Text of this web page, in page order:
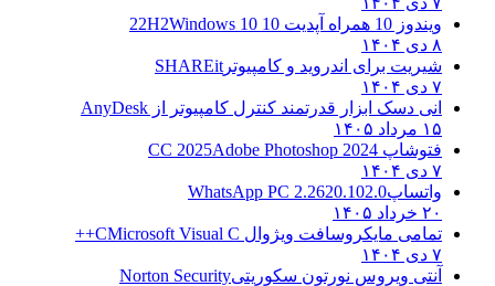
ویندوز 10 همراه آپدیت 10 22H2
Windows 10
شیریت برای اندروید و کامپیوترSHAREit
انی دسک ابزار قدرتمند کنترل کامپیوتر ازAnyDesk
فتوشاپ CC 2025Adobe Photoshop 2024
واتساپWhatsApp PC 2.2620.102.0
تمامی مایکروسافت ویژوال CMicrosoft Visual C++
آنتی ویروس نورتون سکوریتیNorton Security